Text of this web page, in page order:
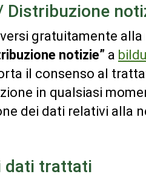
Distribuzione
gratuitamente
notizie” a
il consenso al
in qualsiasi
dei dati relativi alla
dati trattati